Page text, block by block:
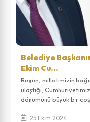
Belediye
Ekim Cu...
Bugün, milletimizin
ulaştığı,
dönümünü büyük bir
25 Ekim 2024